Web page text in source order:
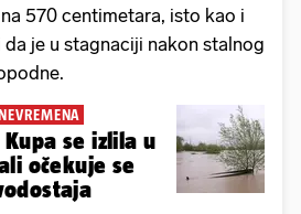
570 centimetara, isto kao i
je u stagnaciji nakon stalnog
se izlila u
očekuje se